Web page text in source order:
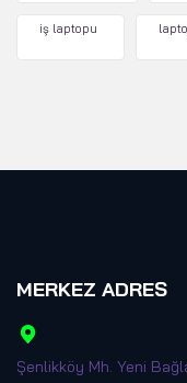
iş laptopu
MERKEZ ADRES
Şenlikköy Mh. Yeni